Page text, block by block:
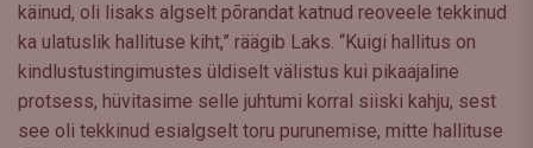
käinud, oli lisaks algselt põrandat katnud reoveele tekkinud
ka ulatuslik hallituse kiht,” räägib Laks. “Kuigi hallitus on
kindlustustingimustes üldiselt välistus kui pikaajaline
protsess, hüvitasime selle juhtumi korral siiski kahju, sest
see oli tekkinud esialgselt toru purunemise, mitte hallituse